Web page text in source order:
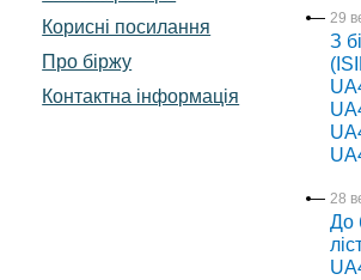
Корисні посилання
Про біржу
Контактна інформація
29
З
28
До